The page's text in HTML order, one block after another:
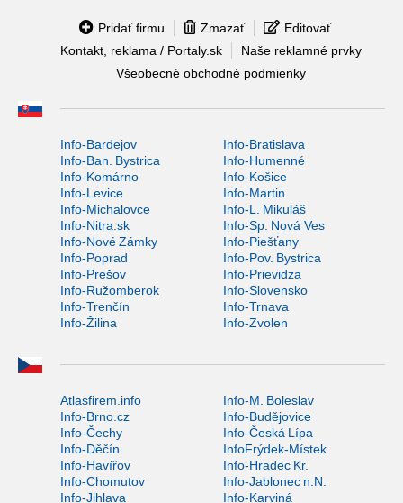
Pridať firmu Zmazať
Editovať
Kontakt, reklama / Portaly.sk
Naše reklamné prvky
Všeobecné obchodné podmienky
Info-Bardejov
Info-Bratislava
Info-Ban. Bystrica
Info-Humenné
Info-Komárno
Info-Košice
Info-Levice
Info-Martin
Info-Michalovce
Info-L. Mikuláš
Info-Nitra.sk
Info-Sp. Nová Ves
Info-Nové Zámky
Info-Piešťany
Info-Poprad
Info-Pov. Bystrica
Info-Prešov
Info-Prievidza
Info-Ružomberok
Info-Slovensko
Info-Trenčín
Info-Trnava
Info-Žilina
Info-Zvolen
Atlasfirem.info
Info-M. Boleslav
Info-Brno.cz
Info-Budějovice
Info-Čechy
Info-Česká Lípa
Info-Děčín
InfoFrýdek-Místek
Info-Havířov
Info-Hradec Kr.
Info-Chomutov
Info-Jablonec n.N.
Info-Jihlava
Info-Karviná